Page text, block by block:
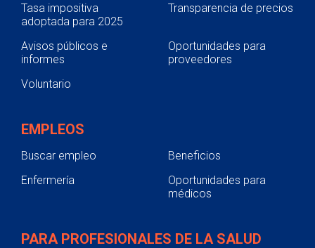
Tasa impositiva
adoptada para 2025
Transparencia de precios
Avisos públicos e
informes
Oportunidades para
proveedores
Voluntario
EMPLEOS
Buscar empleo
Beneficios
Enfermería
Oportunidades para
médicos
PARA PROFESIONALES DE LA SALUD